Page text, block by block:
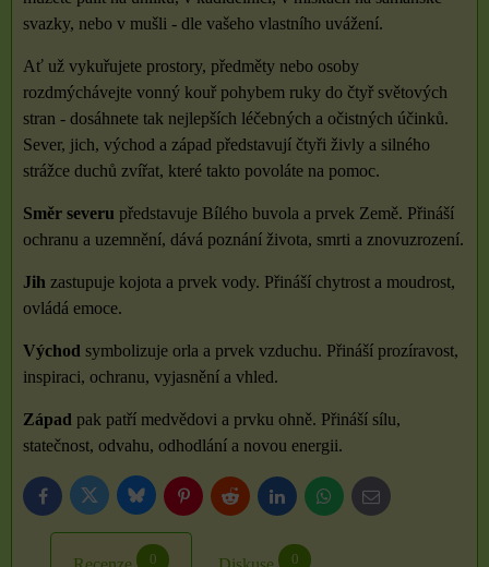
svazky, nebo v mušli - dle vašeho vlastního uvážení.
Ať už vykuřujete prostory, předměty nebo osoby
rozdmýchávejte vonný kouř pohybem ruky do čtyř světových
stran - dosáhnete tak nejlepších léčebných a očistných účinků.
Sever, jich, východ a západ představují čtyři živly a silného
strážce duchů zvířat, které takto povoláte na pomoc.
Směr severu představuje Bílého buvola a prvek Země. Přináší
ochranu a uzemnění, dává poznání života, smrti a znovuzrození.
Jih zastupuje kojota a prvek vody. Přináší chytrost a moudrost,
ovládá emoce.
Východ symbolizuje orla a prvek vzduchu. Přináší prozíravost,
inspiraci, ochranu, vyjasnění a vhled.
Západ pak patří medvědovi a prvku ohně. Přináší sílu,
statečnost, odvahu, odhodlání a novou energii.
FacebookTwitter BlueskyPinterestReddit LinkedInWhatsApp
E-
mail
0 0